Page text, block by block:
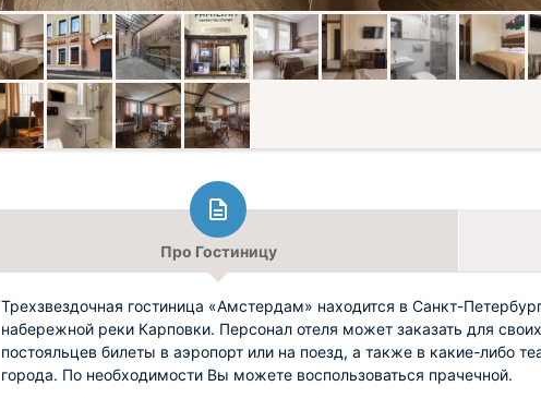
Про Гостиницу
Трехзвездочная гостиница «Амстердам» находится в Санкт-
набережной реки Карповки. Персонал отеля может заказать для своих
постояльцев билеты в аэропорт или на поезд, а также в какие-либо
города. По необходимости Вы можете воспользоваться прачечной.